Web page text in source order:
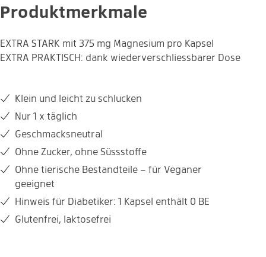
Geschmacks-neutral
Zuckerfrei
Glutenfrei Laktosefrei
Produktmerkmale
EXTRA STARK mit 375 mg Magnesium pro Kapsel
EXTRA PRAKTISCH: dank wiederverschliessbarer Dose
Klein und leicht zu schlucken
Nur 1 x täglich
Geschmacksneutral
Ohne Zucker, ohne Süssstoffe
Ohne tierische Bestandteile – für Veganer
geeignet
Hinweis für Diabetiker: 1 Kapsel enthält 0 BE
Glutenfrei, laktosefrei